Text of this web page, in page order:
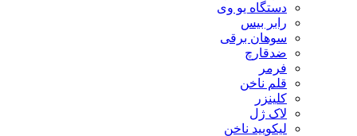
دستگاه یو وی
رابر بیس
سوهان برقی
ضدقارچ
فرمر
قلم ناخن
کلینزر
لاک ژل
لیکوييد ناخن